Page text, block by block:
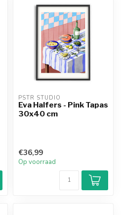
PSTR STUDIO
Eva Halfers - Pink Tapas
30x40 cm
€36,99
Op voorraad